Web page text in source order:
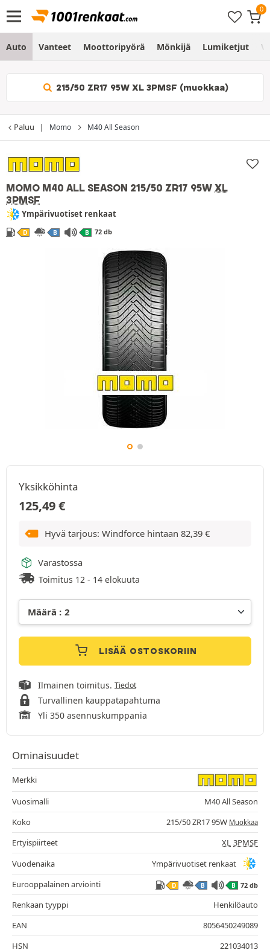
Auto Vanteet Moottoripyörä Mönkijä Lumiketjut
215/50 ZR17 95W XL 3PMSF (muokkaa)
Paluu Momo M40 All Season
MOMO M40 ALL SEASON 215/50 ZR17 95W XL
3PMSF
Ympärivuotiset renkaat
D B B 72 db
Yksikköhinta
125,49€
Hyvä tarjous: Windforce hintaan 82,39 €
Varastossa
Toimitus 12 - 14 elokuuta
LISÄÄ OSTOSKORIIN
Ilmainen toimitus. Tiedot
Turvallinen kauppatapahtuma
Yli 350 asennuskumppania
Ominaisuudet
Merkki
Vuosimalli
M40 All Season
Koko
215/50 ZR17 95W Muokkaa
Ertyispiirteet XL 3PMSF
Vuodenaika
Ympärivuotiset renkaat
Eurooppalainen arviointi
D B B 72 db
Renkaan tyyppi
Henkilöauto
EAN
8056450249089
HSN
221034013